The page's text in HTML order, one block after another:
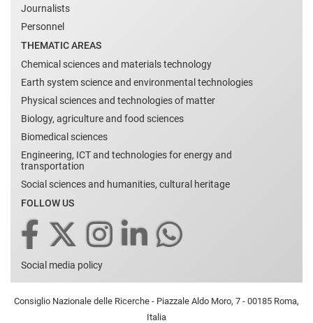
Journalists
Personnel
THEMATIC AREAS
Chemical sciences and materials technology
Earth system science and environmental technologies
Physical sciences and technologies of matter
Biology, agriculture and food sciences
Biomedical sciences
Engineering, ICT and technologies for energy and
transportation
Social sciences and humanities, cultural heritage
FOLLOW US
Social media policy
Consiglio Nazionale delle Ricerche - Piazzale Aldo Moro, 7 - 00185 Roma,
Italia